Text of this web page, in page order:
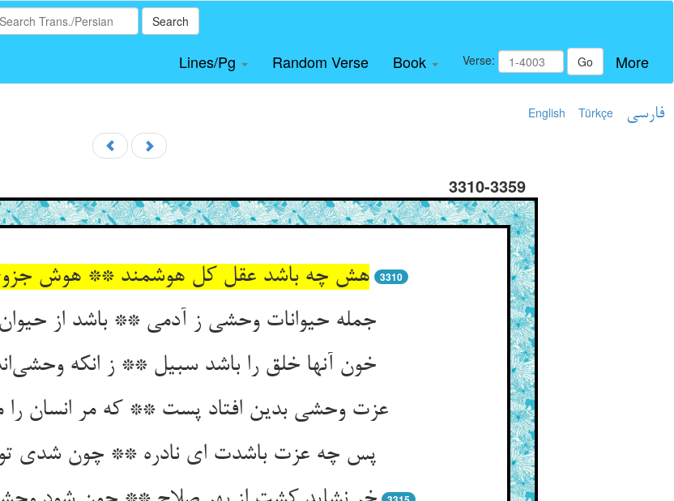
Search
Lines/Pg Random Verse Book Verse: Go More
English Türkçe فارسی
3310-3359
هش چه باشد عقل کل هوشمند ** هوش جزوی 3310
جمله حیوانات وحشی ز آدمی ** باشد از حیوان انسی در کمی‌‌
خون آنها خلق را باشد سبیل ** ز انکه وحشی‌‌اند از عقل جلیل‌‌
عزت وحشی بدین افتاد پست ** که مر انسان را مخالف آمده ست‌‌
پس چه عزت باشدت ای نادره ** چون شدی تو